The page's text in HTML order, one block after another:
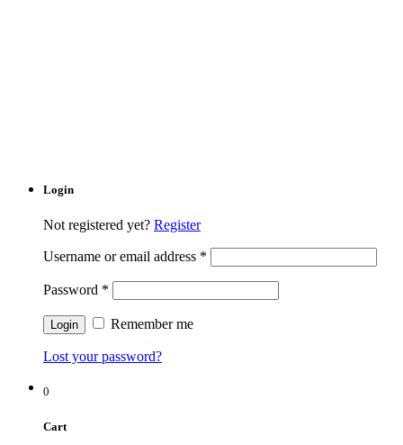
Login
Not registered yet? Register
Username or email address *
Password *
Remember me
Lost your password?
0
Cart